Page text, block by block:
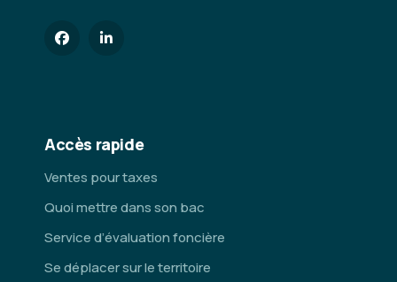
Accès rapide
Ventes pour taxes
Quoi mettre dans son bac
Service d’évaluation foncière
Se déplacer sur le territoire